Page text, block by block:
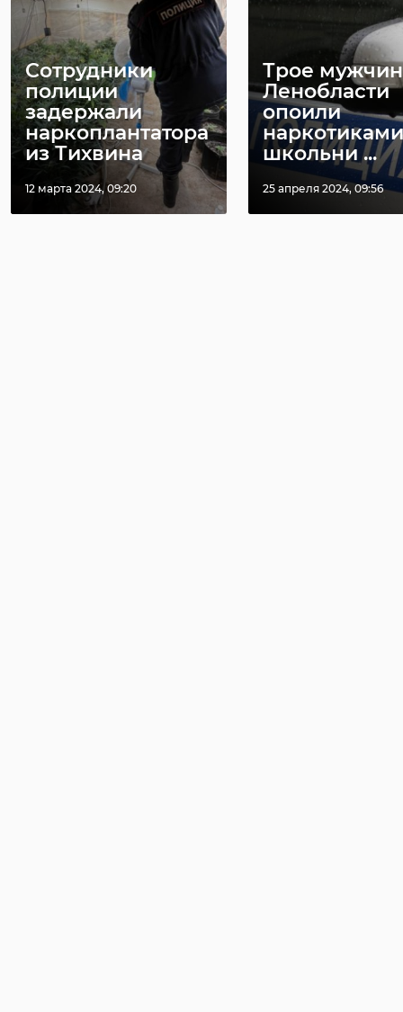
Сотрудники
полиции
задержали
наркоплантатора
из Тихвина
12 марта 2024, 09:20
Трое
Ленобласти
опоили
наркотиками
школьни ...
25 апреля 2024, 09:56